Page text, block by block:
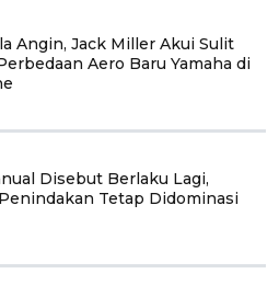
Angin, Jack Miller Akui Sulit
Aero Baru Yamaha di
Disebut Berlaku Lagi,
Tetap Didominasi